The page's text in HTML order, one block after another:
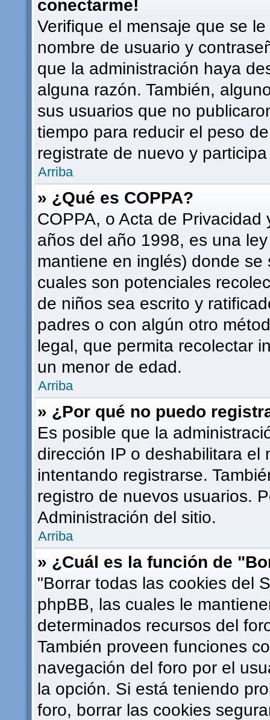
conectarme!
Verifique el mensaje que se
nombre de usuario y
que la administración haya
alguna razón. También,
sus usuarios que no
tiempo para reducir el peso
registrate de nuevo y
Arriba
» ¿Qué es COPPA?
COPPA, o Acta de
años del año 1998, es una
mantiene en inglés) donde
cuales son potenciales
de niños sea escrito y
padres o con algún otro
legal, que permita recolectar
un menor de edad.
Arriba
» ¿Por qué no puedo
Es posible que la
dirección IP o deshabilitara
intentando registrarse.
registro de nuevos usuarios.
Administración del sitio.
Arriba
» ¿Cuál es la función de
"Borrar todas las cookies del
phpBB, las cuales le
determinados recursos del
También proveen funciones
navegación del foro por el
la opción. Si está teniendo
foro, borrar las cookies